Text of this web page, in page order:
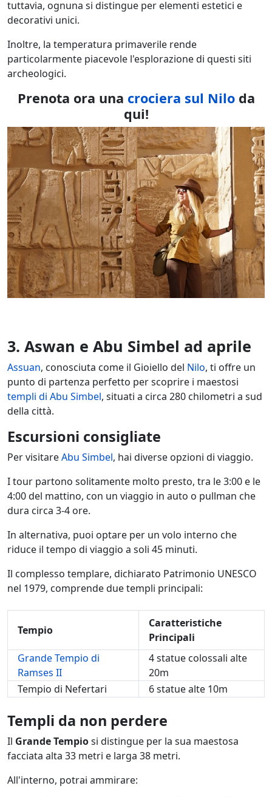
tuttavia, ognuna si distingue per elementi estetici e
decorativi unici.
Inoltre, la temperatura primaverile rende
particolarmente piacevole l'esplorazione di questi siti
archeologici.
Prenota ora una crociera sul Niloda
qui!
3. Aswan e Abu Simbel ad aprile
Assuan, conosciuta come il Gioiello del Nilo, ti offre un
punto di partenza perfetto per scoprire i maestosi
templi di Abu Simbel, situati a circa 280 chilometri a sud
della città.
Escursioni consigliate
Per visitareAbu Simbel, hai diverse opzioni di viaggio.
I tour partono solitamente molto presto, tra le 3:00 e le
4:00 del mattino, con un viaggio in auto o pullman che
dura circa 3-4 ore.
In alternativa, puoi optare per un volo interno che
riduce il tempo di viaggio a soli 45 minuti.
Il complesso templare, dichiarato Patrimonio UNESCO
nel 1979, comprende due templi principali:
Tempio
Caratteristiche
Principali
Grande Tempio di
Ramses II
4 statue colossali alte
20m
Tempio di Nefertari
6 statue alte 10m
Templi da non perdere
Il Grande Tempiosi distingue per la sua maestosa
facciata alta 33 metri e larga 38 metri.
All'interno, potrai ammirare: